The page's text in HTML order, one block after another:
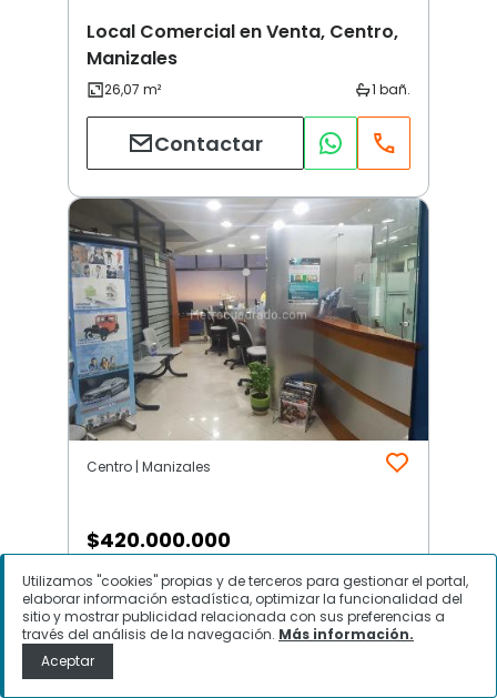
Local Comercial en Venta, Centro,
Manizales
Contactar
Centro | Manizales
$420.000.000
Local Comercial en Venta, Centro,
Manizales
Utilizamos "cookies" propias y de terceros para gestionar el portal,
elaborar información estadística, optimizar la funcionalidad del
sitio y mostrar publicidad relacionada con sus preferencias a
través del análisis de la navegación. Más información.
Aceptar